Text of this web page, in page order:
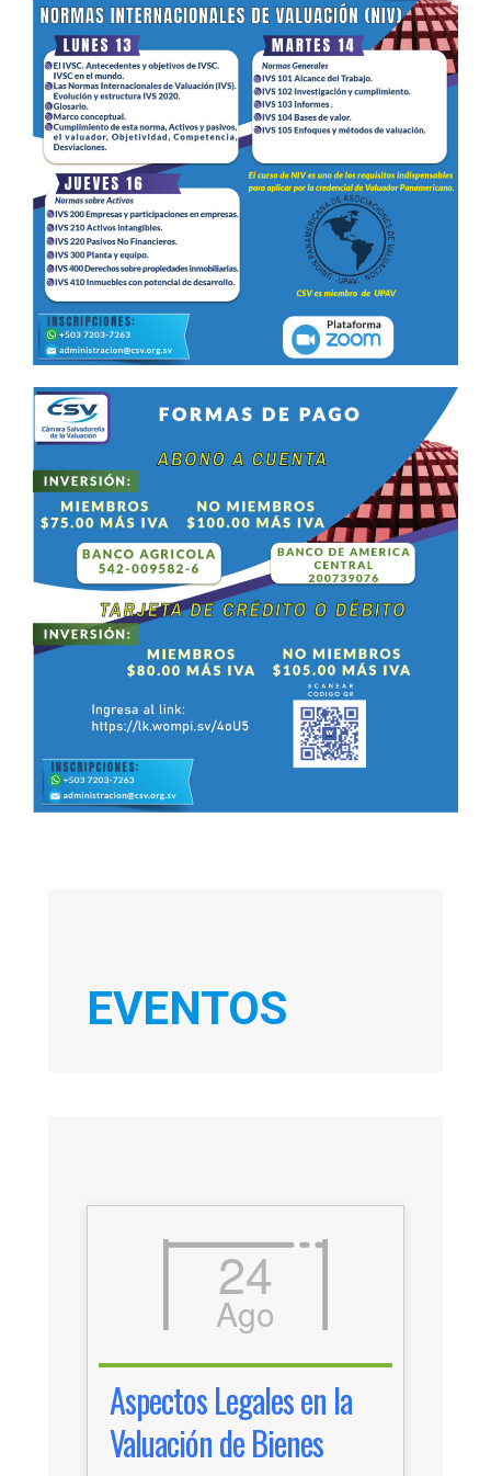
EVENTOS
24
Ago
Aspectos Legales en la
Valuación de Bienes